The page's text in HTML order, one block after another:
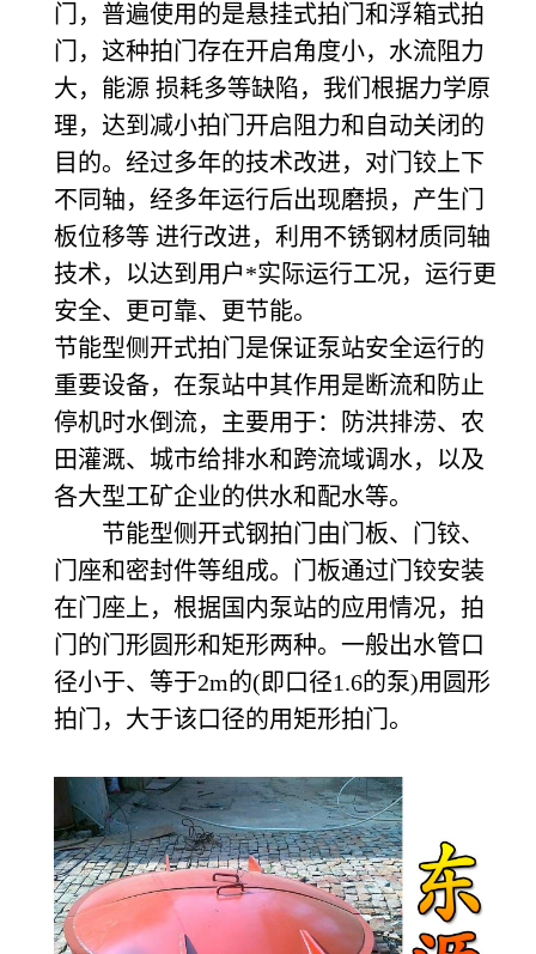
门，普遍使用的是悬挂式拍门和浮箱式拍
门，这种拍门存在开启角度小，水流阻力
大，能源 损耗多等缺陷，我们根据力学原
理，达到减小拍门开启阻力和自动关闭的
目的。经过多年的技术改进，对门铰上下
不同轴，经多年运行后出现磨损，产生门
板位移等 进行改进，利用不锈钢材质同轴
技术，以达到用户*实际运行工况，运行更
安全、更可靠、更节能。
节能型侧开式拍门是保证泵站安全运行的
重要设备，在泵站中其作用是断流和防止
停机时水倒流，主要用于：防洪排涝、农
田灌溉、城市给排水和跨流域调水，以及
各大型工矿企业的供水和配水等。
节能型侧开式钢拍门由门板、门铰、
门座和密封件等组成。门板通过门铰安装
在门座上，根据国内泵站的应用情况，拍
门的门形圆形和矩形两种。一般出水管口
径小于、等于2m的(即口径1.6的泵)用圆形
拍门，大于该口径的用矩形拍门。